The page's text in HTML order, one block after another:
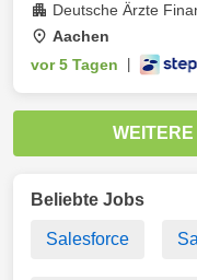
Deutsche Ärzte
Aachen
vor 5 Tagen
Beliebte Jobs
Salesforce